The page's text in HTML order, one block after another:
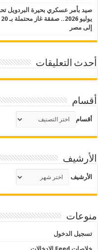
إلى مصر
أحدث التعليقات
أقسام
أقسام
الأرشيف
الأرشيف
منوعات
تسجيل الدخول